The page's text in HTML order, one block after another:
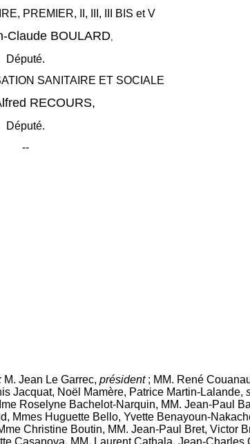
PREMIER, II, III, III BIS et V
Claude BOULARD,
Député.
SANITAIRE ET SOCIALE
RECOURS,
Député.
--
M. Jean Le Garrec, président; MM. René
Jacquat, Noël Mamère, Patrice Martin-Lalande,
Roselyne Bachelot-Narquin, MM. Jean-Paul
Huguette Bello, Yvette Benayoun-
Christine Boutin, MM. Jean-Paul Bret, Victor
Casanova, MM. Laurent Cathala, Jean-